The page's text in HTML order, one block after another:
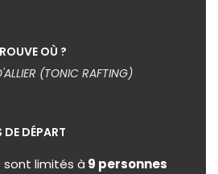
OÙ ?
(TONIC RAFTING)
DÉPART
sont limités à 9 personnes